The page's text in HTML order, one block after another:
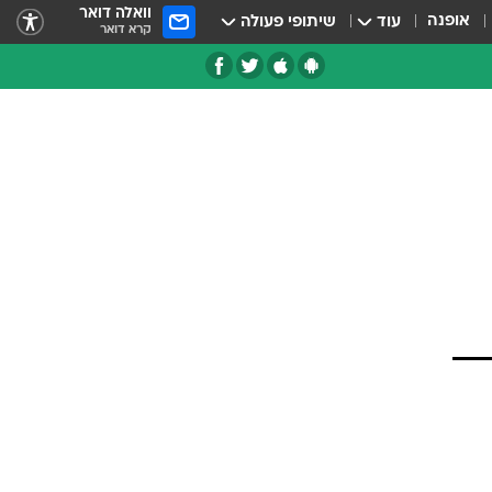
אופנה עוד שיתופי פעולה וואלה דואר
קרא דואר